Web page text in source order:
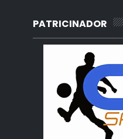
PATRICINADOR